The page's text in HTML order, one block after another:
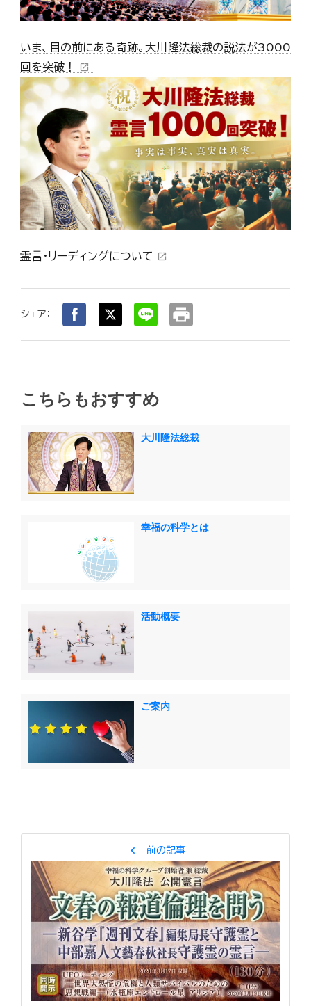
いま、目の前にある奇跡。大川隆法総裁の説法が3000
回を突破！
open_in_new
霊言・リーディングについて open_in_new
シェア： print
こちらもおすすめ
大川隆法総裁
幸福の科学とは
活動概要
ご案内
chevron_left 前の記事